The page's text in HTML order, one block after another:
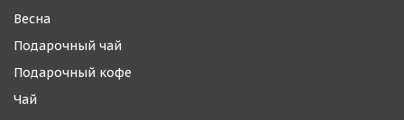
Весна
Подарочный чай
Подарочный кофе
Чай